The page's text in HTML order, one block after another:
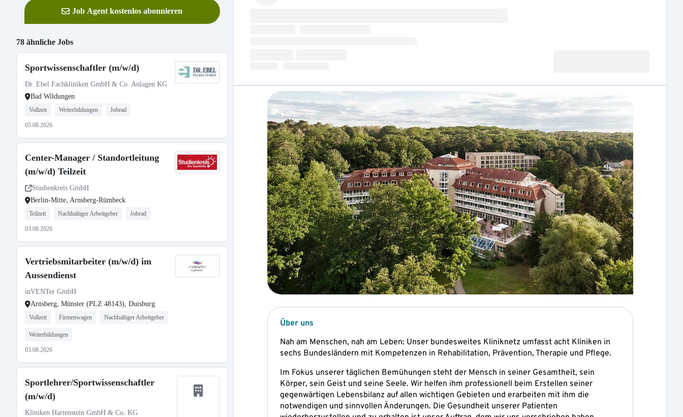
Job Agent kostenlos abonnieren
78 ähnliche Jobs
Sportwissenschaftler (m/w/d)
Dr. Ebel Fachkliniken GmbH & Co. Anlagen KG
Bad Wildungen
Vollzeit Weiterbildungen Jobrad
05.08.2026
Center-Manager / Standortleitung
(m/w/d) Teilzeit
Studienkreis GmbH
Berlin-Mitte, Arnsberg-Rümbeck
Teilzeit Nachhaltiger Arbeitgeber Jobrad
03.08.2026
Vertriebsmitarbeiter (m/w/d) im
Aussendienst
inVENTer GmbH
Arnsberg, Münster (PLZ 48143), Duisburg
Vollzeit Firmenwagen Nachhaltiger Arbeitgeber
Weiterbildungen
03.08.2026
Sportlehrer/Sportwissenschaftler
(m/w/d)
Kliniken Hartenstein GmbH & Co. KG